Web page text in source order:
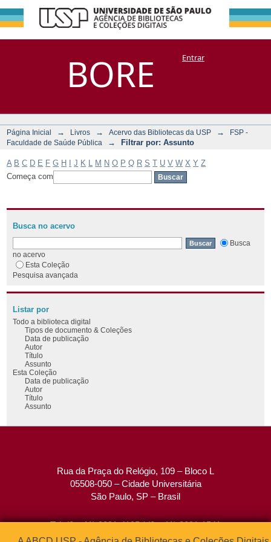
BORE
Filtrar por:
Assunto
DSpace/Manakin + CoriscoEntrar
Página Inicial → Livros → Acervo das Bibliotecas da USP →
FSP -
Faculdade de Saúde Pública
→ Filtrar por: Assunto
A B C D E F G H J K M N O P Q R S T U V W X Y Z
Começa com
Busca no acervo
Busca
no acervo
Esta Coleção
Pesquisa avançada
Listar por
Todo a biblioteca digital
Tipos de documento & Coleções
Data de publicação
Autor
Título
Assunto
Esta Coleção
Data de publicação
Autor
Título
Assunto
Rua da Praça do Relógio, 109 – Bloco L
05508-050 – Cidade Universitária
São Paulo, SP – Brasil
Tel: (0xx11) 3091-4195 / (0xx11) 3091-1541
Fax: (0xx11) 3091-1567